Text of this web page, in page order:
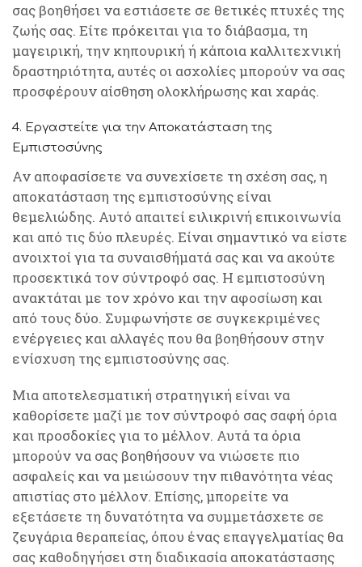
σας βοηθήσει να εστιάσετε σε θετικές πτυχές της
ζωής σας. Είτε πρόκειται για το διάβασμα, τη
μαγειρική, την κηπουρική ή κάποια καλλιτεχνική
δραστηριότητα, αυτές οι ασχολίες μπορούν να σας
προσφέρουν αίσθηση ολοκλήρωσης και χαράς.
4. Εργαστείτε για την Αποκατάσταση της
Εμπιστοσύνης
Αν αποφασίσετε να συνεχίσετε τη σχέση σας, η
αποκατάσταση της εμπιστοσύνης είναι
θεμελιώδης. Αυτό απαιτεί ειλικρινή επικοινωνία
και από τις δύο πλευρές. Είναι σημαντικό να είστε
ανοιχτοί για τα συναισθήματά σας και να ακούτε
προσεκτικά τον σύντροφό σας. Η εμπιστοσύνη
ανακτάται με τον χρόνο και την αφοσίωση και
από τους δύο. Συμφωνήστε σε συγκεκριμένες
ενέργειες και αλλαγές που θα βοηθήσουν στην
ενίσχυση της εμπιστοσύνης σας.
Μια αποτελεσματική στρατηγική είναι να
καθορίσετε μαζί με τον σύντροφό σας σαφή όρια
και προσδοκίες για το μέλλον. Αυτά τα όρια
μπορούν να σας βοηθήσουν να νιώσετε πιο
ασφαλείς και να μειώσουν την πιθανότητα νέας
απιστίας στο μέλλον. Επίσης, μπορείτε να
εξετάσετε τη δυνατότητα να συμμετάσχετε σε
ζευγάρια θεραπείας, όπου ένας επαγγελματίας θα
σας καθοδηγήσει στη διαδικασία αποκατάστασης